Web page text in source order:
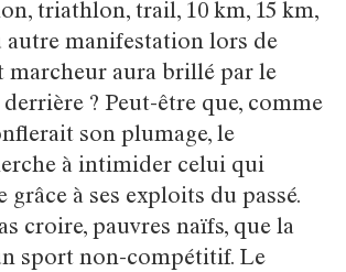
triathlon, trail, 10 km, 15 km,
manifestation lors de
marcheur aura brillé par le
derrière ? Peut-être que, comme
son plumage, le
à intimider celui qui
grâce à ses exploits du passé.
croire, pauvres naïfs, que la
sport non-compétitif. Le